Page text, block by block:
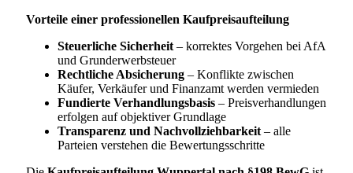
Vorteile einer professionellen Kaufpreisaufteilung
Steuerliche Sicherheit – korrektes Vorgehen bei AfA
und Grunderwerbsteuer
Rechtliche Absicherung – Konflikte zwischen
Käufer, Verkäufer und Finanzamt werden vermieden
Fundierte Verhandlungsbasis – Preisverhandlungen
erfolgen auf objektiver Grundlage
Transparenz und Nachvollziehbarkeit – alle
Parteien verstehen die Bewertungsschritte